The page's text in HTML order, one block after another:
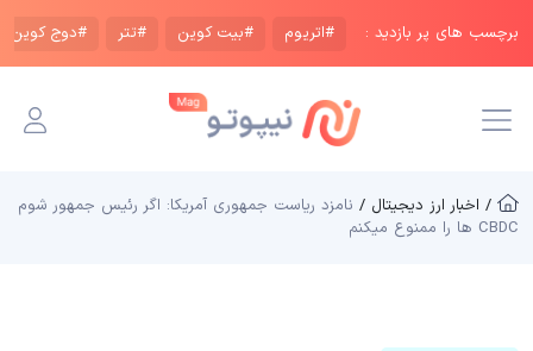
برچسب های پر بازدید : #اتریوم #بیت کوین #تتر #دوج کوین
/ اخبار ارز دیجیتال / نامزد ریاست جمهوری آمریکا: اگر رئیس جمهور شوم
CBDC ها را ممنوع میکنم